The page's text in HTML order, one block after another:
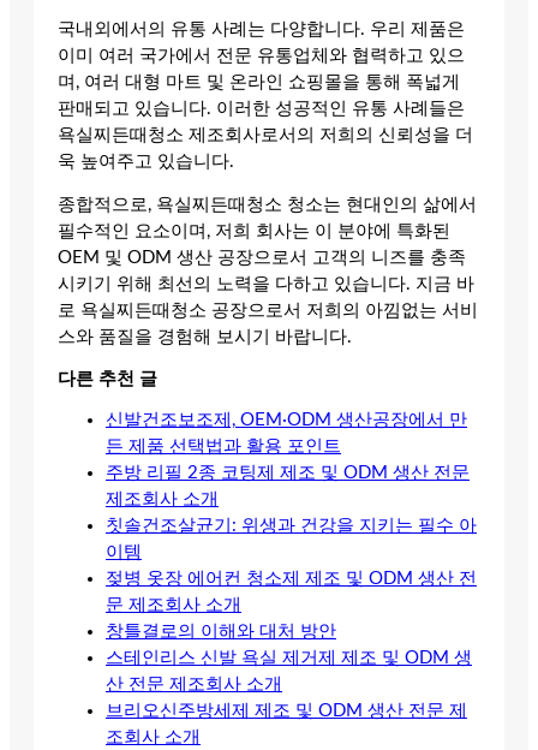
국내외에서의 유통 사례는 다양합니다. 우리 제품은
이미 여러 국가에서 전문 유통업체와 협력하고 있으
며, 여러 대형 마트 및 온라인 쇼핑몰을 통해 폭넓게
판매되고 있습니다. 이러한 성공적인 유통 사례들은
욕실찌든때청소 제조회사로서의 저희의 신뢰성을 더
욱 높여주고 있습니다.
종합적으로, 욕실찌든때청소 청소는 현대인의 삶에서
필수적인 요소이며, 저희 회사는 이 분야에 특화된
OEM 및 ODM 생산 공장으로서 고객의 니즈를 충족
시키기 위해 최선의 노력을 다하고 있습니다. 지금 바
로 욕실찌든때청소 공장으로서 저희의 아낌없는 서비
스와 품질을 경험해 보시기 바랍니다.
다른 추천 글
신발건조보조제, OEM·ODM 생산공장에서 만
든 제품 선택법과 활용 포인트
주방 리필 2종 코팅제 제조 및 ODM 생산 전문
제조회사 소개
칫솔건조살균기: 위생과 건강을 지키는 필수 아
이템
젖병 옷장 에어컨 청소제 제조 및 ODM 생산 전
문 제조회사 소개
창틀결로의 이해와 대처 방안
스테인리스 신발 욕실 제거제 제조 및 ODM 생
산 전문 제조회사 소개
브리오신주방세제 제조 및 ODM 생산 전문 제
조회사 소개